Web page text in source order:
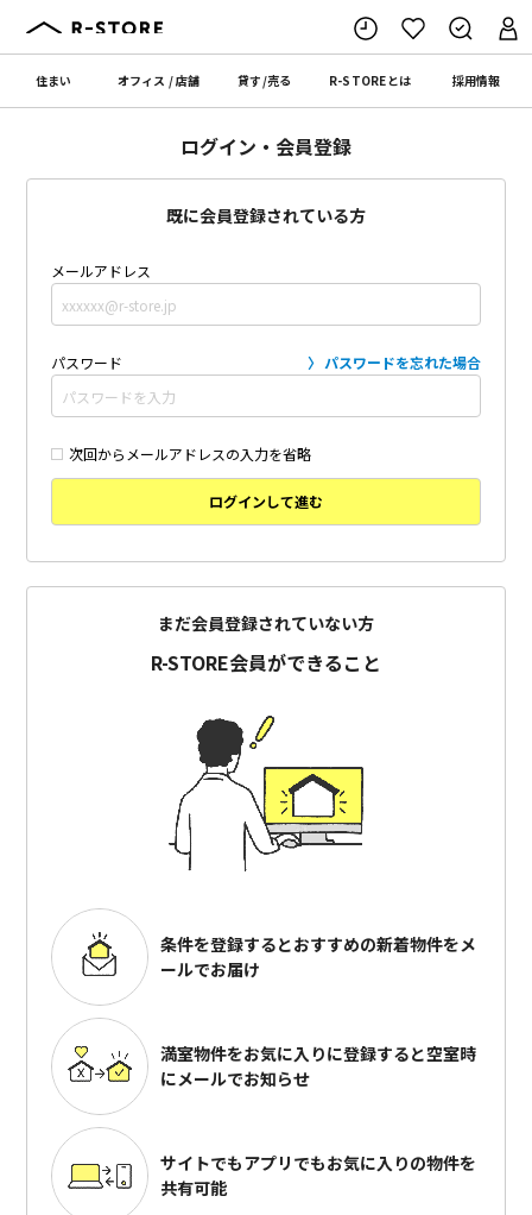
住まい オフィス /店舗 貸す/売る R-STOREとは 採用情報
ログイン・会員登録
既に会員登録されている方
メールアドレス
パスワード パスワードを忘れた場合
次回からメールアドレスの入力を省略
ログインして進む
まだ会員登録されていない方
R-STORE会員ができること
条件を登録するとおすすめの新着物件をメ
ールでお届け
満室物件をお気に入りに登録すると空室時
にメールでお知らせ
サイトでもアプリでもお気に入りの物件を
共有可能